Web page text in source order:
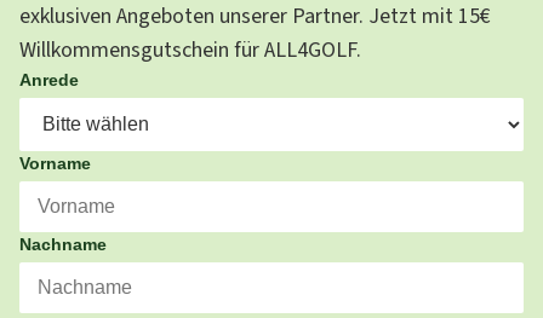
exklusiven Angeboten unserer Partner. Jetzt mit 15€
Willkommensgutschein für ALL4GOLF.
Anrede
Vorname
Nachname